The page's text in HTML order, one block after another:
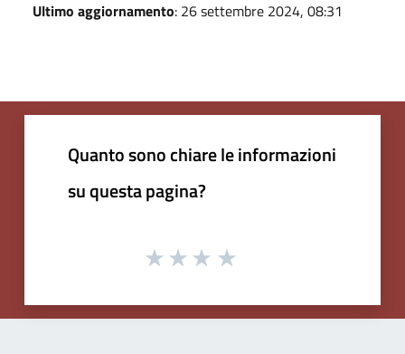
Ultimo aggiornamento: 26 settembre 2024, 08:31
Quanto sono chiare le informazioni
su questa pagina?